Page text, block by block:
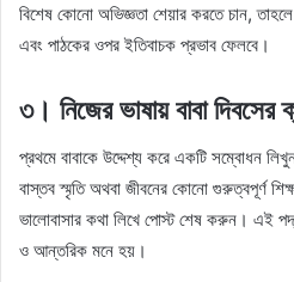
বিশেষ কোনো অভিজ্ঞতা শেয়ার করতে চান,
এবং পাঠকের ওপর ইতিবাচক প্রভাব ফেলবে।
৩। নিজের ভাষায় বাবা দিবসের
প্রথমে বাবাকে উদ্দেশ্য করে একটি সম্বোধন
বাস্তব স্মৃতি অথবা জীবনের কোনো গুরুত্বপূর্ণ
ভালোবাসার কথা লিখে পোস্ট শেষ করুন। এই
ও আন্তরিক মনে হয়।